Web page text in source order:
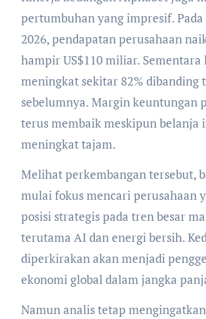
pertumbuhan yang impresif.
2026, pendapatan perusahaan
hampir US$110 miliar. Sementara
meningkat sekitar 82% dibanding
sebelumnya. Margin keuntungan
terus membaik meskipun
meningkat tajam.
Melihat perkembangan tersebut,
mulai fokus mencari perusahaan
posisi strategis pada tren besar
terutama AI dan energi bersih.
diperkirakan akan menjadi
ekonomi global dalam jangka
Namun analis tetap